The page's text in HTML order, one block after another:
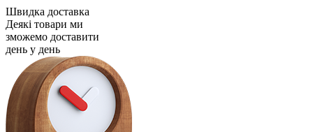
Швидка доставка
Деякі товари ми
зможемо доставити
день у день